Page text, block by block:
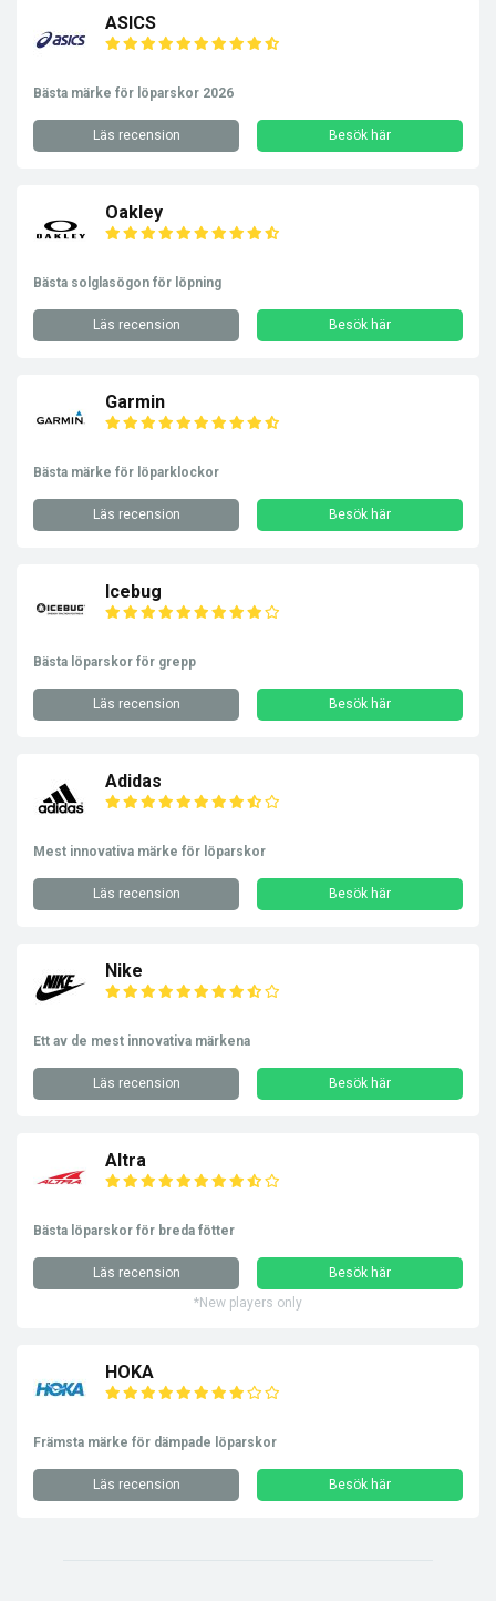
ASICS
Bästa märke för löparskor 2026
Läs recension Besök här
Oakley
Bästa solglasögon för löpning
Läs recension Besök här
Garmin
Bästa märke för löparklockor
Läs recension Besök här
Icebug
Bästa löparskor för grepp
Läs recension Besök här
Adidas
Mest innovativa märke för löparskor
Läs recension Besök här
Nike
Ett av de mest innovativa märkena
Läs recension Besök här
Altra
Bästa löparskor för breda fötter
Läs recension
Besök här
*New players only
HOKA
Främsta märke för dämpade löparskor
Läs recension Besök här